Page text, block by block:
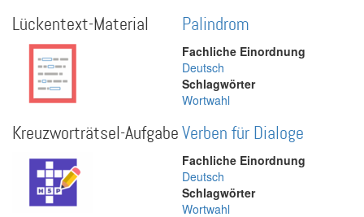
Lückentext-Material Palindrom
Fachliche Einordnung
Deutsch
Schlagwörter
Wortwahl
Kreuzworträtsel-AufgabeVerben für Dialoge
Fachliche Einordnung
Deutsch
Schlagwörter
Wortwahl